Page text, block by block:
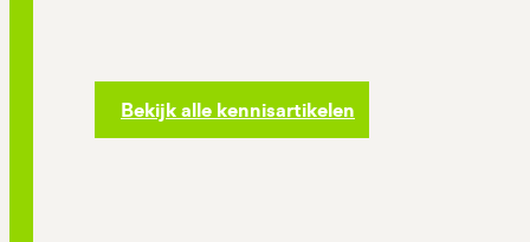
Bekijk alle kennisartikelen